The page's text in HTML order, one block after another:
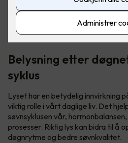
I norden har vi veldig varierende
natt" til midnattssol. Det er her
viktig, for å opprettholde riktig
Belysning etter
syklus
Lyset har en betydelig innvirkning
viktig rolle i vårt daglige liv. Det
søvnsyklusen vår,
prosesser. Riktig lys kan bidra til å
døgnrytme og bedre søvnkvalitet.